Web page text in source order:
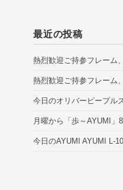
最近の投稿
熱烈歓迎ご持参フレーム
熱烈歓迎ご持参フレーム
今日のオリバーピープル
月曜から「歩～AYUMI」
今日のAYUMI AYUMI L-